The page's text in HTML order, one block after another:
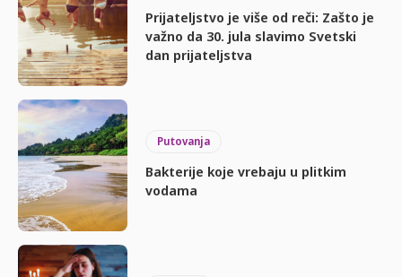
Prijateljstvo je više od reči: Zašto je
važno da 30. jula slavimo Svetski
dan prijateljstva
Putovanja
Bakterije koje vrebaju u plitkim
vodama